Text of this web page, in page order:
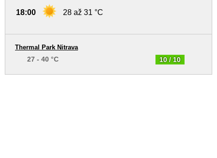
18:00 28 až 31 °C
10 / 10
Thermal Park Nitrava
27 - 40 °C